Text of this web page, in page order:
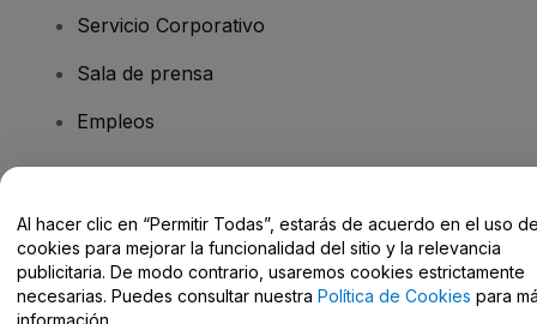
Servicio Corporativo
Sala de prensa
Empleos
Centro de Ayuda / Contacto
Al hacer clic en “Permitir Todas”, estarás de acuerdo en el uso
cookies para mejorar la funcionalidad del sitio y la relevancia
publicitaria. De modo contrario, usaremos cookies estrictamente
necesarias. Puedes consultar nuestra Política de Cookies para
información.